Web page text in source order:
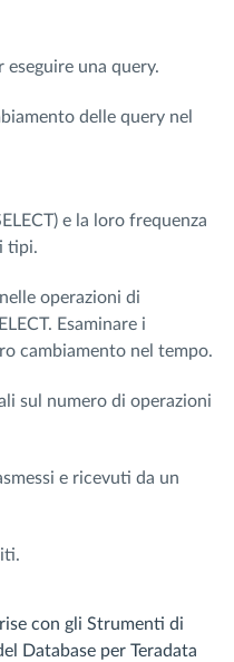
una query.
delle query nel
e la loro frequenza
tipi.
operazioni di
Esaminare i
cambiamento nel tempo.
sul numero di operazioni
e ricevuti da un
con gli Strumenti di
Database per Teradata